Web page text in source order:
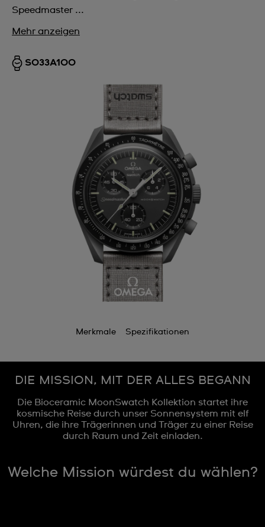
Speedmaster ...
Mehr anzeigen
SO33A100
Merkmale Spezifikationen
DIE MISSION, MIT DER ALLES BEGANN
Die Bioceramic MoonSwatch Kollektion startet ihre
kosmische Reise durch unser Sonnensystem mit elf
Uhren, die ihre Trägerinnen und Träger zu einer Reise
durch Raum und Zeit einladen.
Welche Mission würdest du wählen?